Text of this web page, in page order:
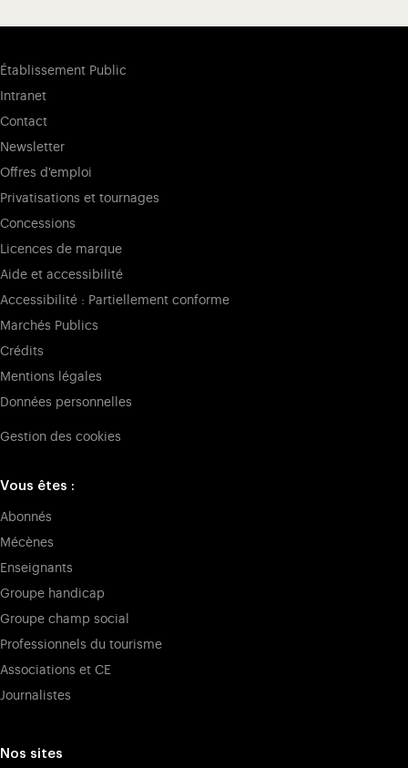
Établissement Public
Intranet
Contact
Newsletter
Offres d'emploi
Privatisations et tournages
Concessions
Licences de marque
Aide et accessibilité
Accessibilité : Partiellement conforme
Marchés Publics
Crédits
Mentions légales
Données personnelles
Gestion des cookies
Vous êtes :
Abonnés
Mécènes
Enseignants
Groupe handicap
Groupe champ social
Professionnels du tourisme
Associations et CE
Journalistes
Nos sites